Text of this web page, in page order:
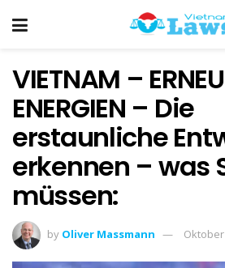
VIETNAM –
ENERGIEN – Die
erstaunliche
erkennen – was
müssen:
by Oliver Massmann Oktober